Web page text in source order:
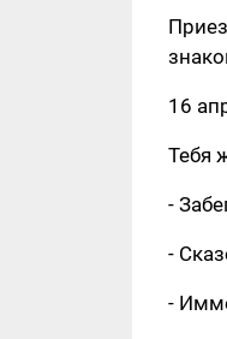
16
Тебя
-
-
-